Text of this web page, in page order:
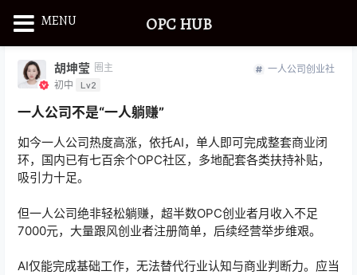
胡坤莹 圈主
初中
Lv2
一人公司创业社
一人公司不是“一人躺赚”
如今一人公司热度高涨，依托AI，单人即可完成整套商业闭
环，国内已有七百余个OPC社区，多地配套各类扶持补贴，
吸引力十足。
但一人公司绝非轻松躺赚，超半数OPC创业者月收入不足
7000元，大量跟风创业者注册简单，后续经营举步维艰。
AI仅能完成基础工作，无法替代行业认知与商业判断力。应当
MENU OPC HUB